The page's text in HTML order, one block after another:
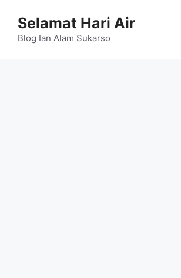
content
Selamat Hari Air
Blog Ian Alam Sukarso